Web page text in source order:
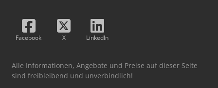
Facebook X LinkedIn
Alle Informationen, Angebote und Preise auf dieser Seite
sind freibleibend und unverbindlich!